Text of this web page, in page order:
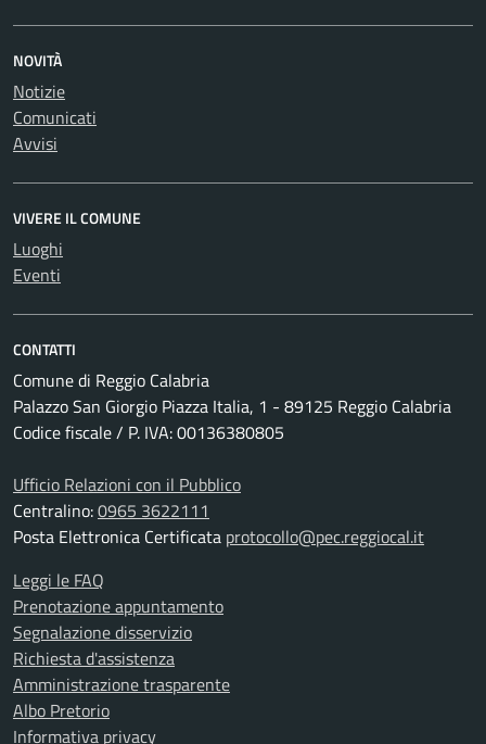
NOVITÀ
Notizie
Comunicati
Avvisi
VIVERE IL COMUNE
Luoghi
Eventi
CONTATTI
Comune di Reggio Calabria
Palazzo San Giorgio Piazza Italia, 1 - 89125 Reggio Calabria
Codice fiscale / P. IVA: 00136380805
Ufficio Relazioni con il Pubblico
Centralino:0965 3622111
Posta Elettronica Certificata protocollo@pec.reggiocal.it
Leggi le FAQ
Prenotazione appuntamento
Segnalazione disservizio
Richiesta d'assistenza
Amministrazione trasparente
Albo Pretorio
Informativa privacy